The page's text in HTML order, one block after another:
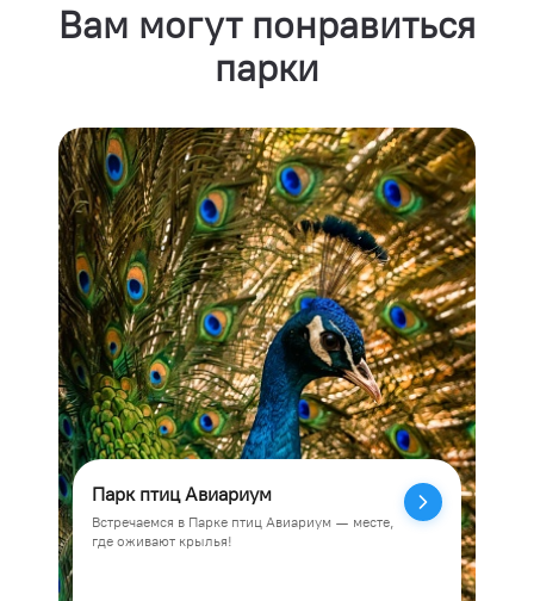
Вам могут понравиться
парки
Парк птиц Авиариум
Встречаемся в Парке птиц Авиариум — месте,
где оживают крылья!